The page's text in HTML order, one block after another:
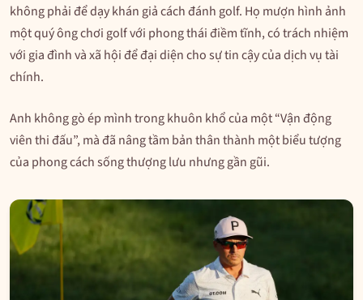
không phải để dạy khán giả cách đánh golf. Họ mượn hình ảnh
một quý ông chơi golf với phong thái điềm tĩnh, có trách nhiệm
với gia đình và xã hội để đại diện cho sự tin cậy của dịch vụ tài
chính.
Anh không gò ép mình trong khuôn khổ của một “Vận động
viên thi đấu”, mà đã nâng tầm bản thân thành một biểu tượng
của phong cách sống thượng lưu nhưng gần gũi.